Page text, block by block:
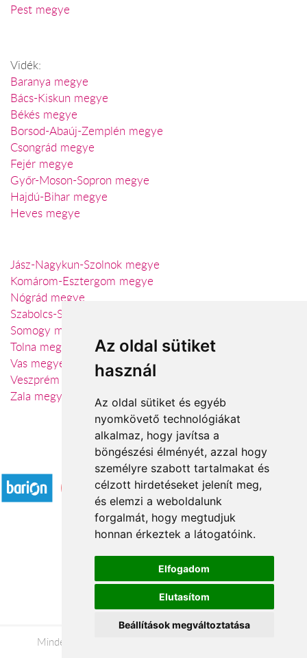
Az oldal sütiket
használ
Az oldal sütiket és egyéb
nyomkövető technológiákat
alkalmaz, hogy javítsa a
böngészési élményét, azzal hogy
személyre szabott tartalmakat és
célzott hirdetéseket jelenít meg,
és elemzi a weboldalunk
forgalmát, hogy megtudjuk
honnan érkeztek a látogatóink.
Elfogadom
Elutasítom
Beállítások megváltoztatása
Pest megye
Vidék:
Baranya megye
Bács-Kiskun megye
Békés megye
Borsod-Abaúj-Zemplén megye
Csongrád megye
Fejér megye
Győr-Moson-Sopron megye
Hajdú-Bihar megye
Heves megye
Jász-Nagykun-Szolnok megye
Komárom-Esztergom megye
Nógrád megye
Szabolcs-Szatmár-Bereg megye
Somogy megye
Tolna megye
Vas megye
Veszprém megye
Zala megye
Elfogadott fizetési módok
Á.SZ.F.
Impresszum
Adatkezelési tájékoztató
Minden jog fenntartva © 2026 |